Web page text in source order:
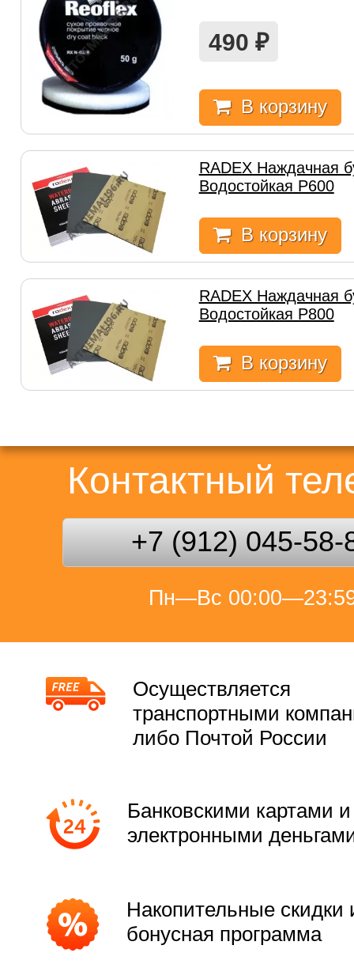
490 ₽
В корзину
RADEX Наждачная
Водостойкая Р600
В корзину
RADEX Наждачная
Водостойкая Р800
В корзину
Контактный
+7 (912) 045-58-
Пн—Вс
Осуществляется
транспортными
либо Почтой России
Банковскими картами и
электронными
Накопительные скидки
бонусная программа